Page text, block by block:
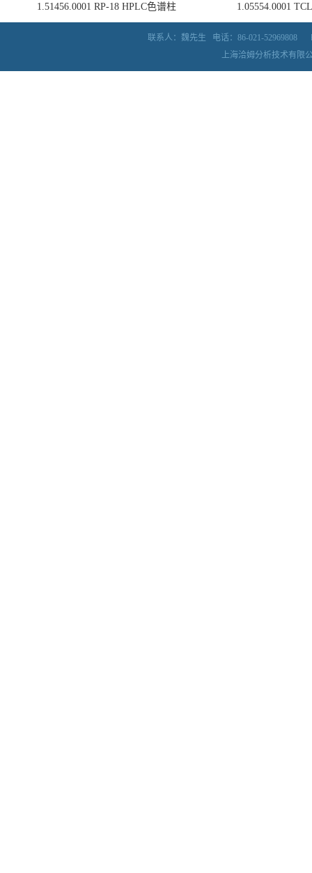
1.51456.0001 RP-18 HPLC色谱柱 1.05554.0001
联系人：魏先生 电话：86-021-52969808
上海洽姆分析技术有限